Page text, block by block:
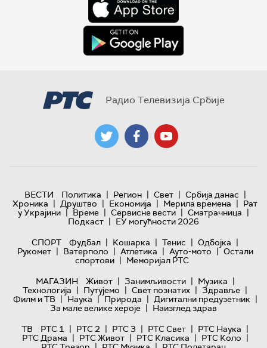
Радио Телевизија Србије
ВЕСТИ Политика | Регион | Свет | Србија данас |
Хроника | Друштво | Економија | Мерила времена | Рат
у Украјини | Време | Сервисне вести | Сматрачница |
Подкаст | ЕУ могућности 2026
СПОРТ
Фудбал | Кошарка | Тенис | Одбојка |
Рукомет | Ватерполо | Атлетика | Ауто-мото | Остали
спортови | Меморијал РТС
МАГАЗИН
Живот | Занимљивости | Музика |
Технологијa | Путујемо | Свет познатих | Здравље |
Филм и ТВ | Наука | Природа | Дигитални предузетник |
За мале велике хероје | Наизглед здрав
ТВ
РТС 1 | РТС 2 | РТС 3 | РТС Свет | РТС Наука |
РТС Драма | РТС Живот | РТС Класика | РТС Коло |